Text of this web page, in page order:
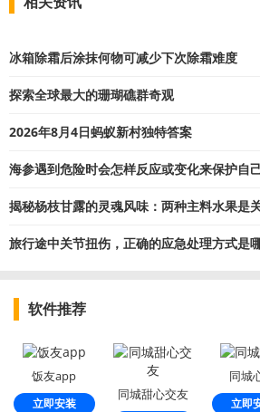
冰箱除霜后涂抹何物可减少下次除霜难度
探索全球最大的珊瑚礁群奇观
2026年8月4日蚂蚁新村独特答案
海参遇到危险时会怎样反应或变化来保护自
揭秘杨枝甘露的灵魂风味：两种主料水果是
旅行途中关节扭伤，正确的应急处理方式是
软件推荐
饭友app
立即安装
同城甜心交友
同城
立即